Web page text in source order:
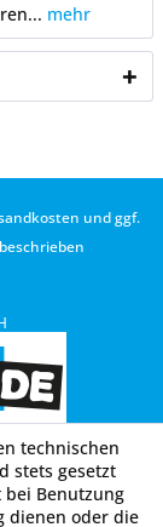
mehr
und ggf.
technischen
stets gesetzt
bei Benutzung
dienen oder die